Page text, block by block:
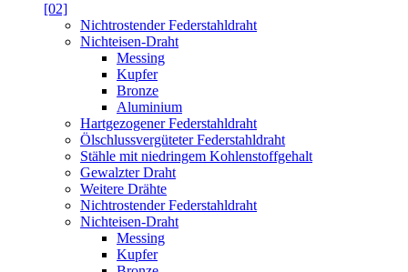
[02]
Nichtrostender Federstahldraht
Nichteisen-Draht
Messing
Kupfer
Bronze
Aluminium
Hartgezogener Federstahldraht
Ölschlussvergüteter Federstahldraht
Stähle mit niedringem Kohlenstoffgehalt
Gewalzter Draht
Weitere Drähte
Nichtrostender Federstahldraht
Nichteisen-Draht
Messing
Kupfer